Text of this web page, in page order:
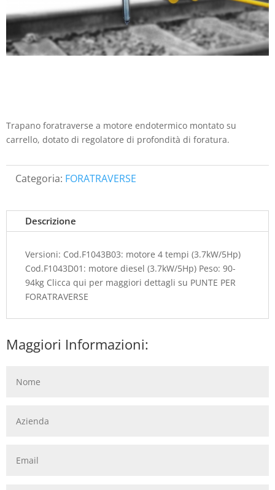
Trapano foratraverse a motore endotermico montato su
carrello, dotato di regolatore di profondità di foratura.
Categoria: FORATRAVERSE
Descrizione
Versioni: Cod.F1043B03: motore 4 tempi (3.7kW/5Hp)
Cod.F1043D01: motore diesel (3.7kW/5Hp) Peso: 90-
94kg Clicca qui per maggiori dettagli su PUNTE PER
FORATRAVERSE
Maggiori Informazioni: